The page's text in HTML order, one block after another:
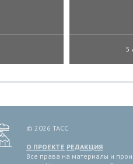
5
© 2026 ТАСС
О ПРОЕКТЕ РЕДАКЦИЯ
Все права на материалы и